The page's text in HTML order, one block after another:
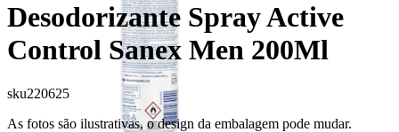
Desodorizante Spray Active
Control Sanex Men 200Ml
sku220625
As fotos são ilustrativas, o design da embalagem pode mudar.